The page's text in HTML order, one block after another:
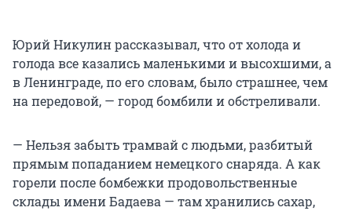
Юрий Никулин рассказывал, что от холода и
голода все казались маленькими и высохшими, а
в Ленинграде, по его словам, было страшнее, чем
на передовой, — город бомбили и обстреливали.
— Нельзя забыть трамвай с людьми, разбитый
прямым попаданием немецкого снаряда. А как
горели после бомбежки продовольственные
склады имени Бадаева — там хранились сахар,